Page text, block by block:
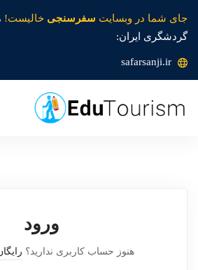
جای شما در وبسایت سفرسنجی خالیست!
گردشگری ایران:
safarsanji.ir
ورود
هنوز حساب کاربری ندارید؟